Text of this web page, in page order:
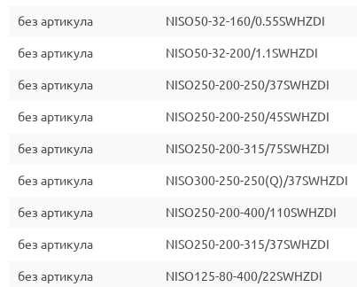
без артикула NISO50-32-160/0.55SWHZDI
без артикула NISO50-32-200/1.1SWHZDI
без артикула NISO250-200-250/37SWHZDI
без артикула NISO250-200-250/45SWHZDI
без артикула NISO250-200-315/75SWHZDI
без артикула NISO300-250-250(Q)/37SWHZDI
без артикула NISO250-200-400/110SWHZDI
без артикула NISO250-200-315/37SWHZDI
без артикула NISO125-80-400/22SWHZDI